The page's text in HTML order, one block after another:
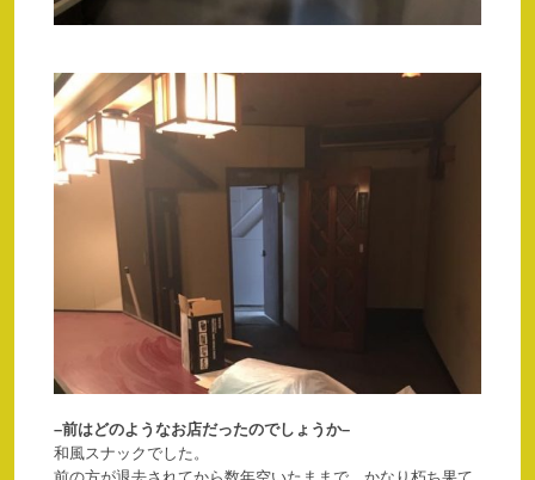
–前はどのようなお店だったのでしょうか–
和風スナックでした。